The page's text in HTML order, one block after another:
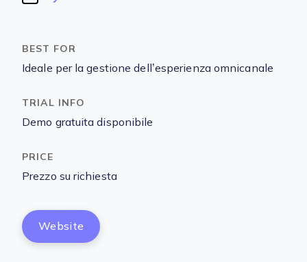
Ideale per la gestione dell’esperienza omnicanale
Demo gratuita disponibile
Prezzo su richiesta
Website